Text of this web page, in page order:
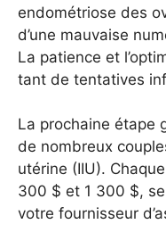
endométriose des
d’une mauvaise
La patience et
tant de tentatives
La prochaine étape
de nombreux
utérine (IIU).
300 $ et 1 300 $,
votre fournisseur